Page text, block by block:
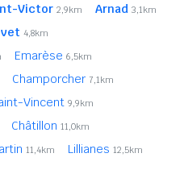
Victor 2,9km Arnad 3,1km
4,8km
Emarèse 6,5km
Champorcher 7,1km
Vincent 9,9km
Châtillon 11,0km
11,4km Lillianes 12,5km